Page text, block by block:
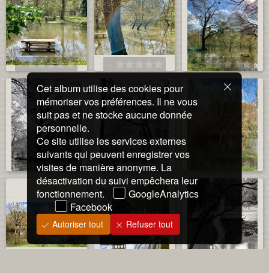
Cet album utilise des cookies pour
mémoriser vos préférences. Il ne vous
suit pas et ne stocke aucune donnée
personnelle.
Ce site utilise les services externes
suivants qui peuvent enregistrer vos
visites de manière anonyme. La
désactivation du suivi empêchera leur
fonctionnement.
GoogleAnalytics
Facebook
Autoriser tout Refuser tout